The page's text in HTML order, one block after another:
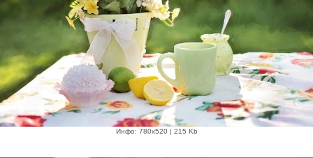
Инфо: 780х520 | 215 Kb